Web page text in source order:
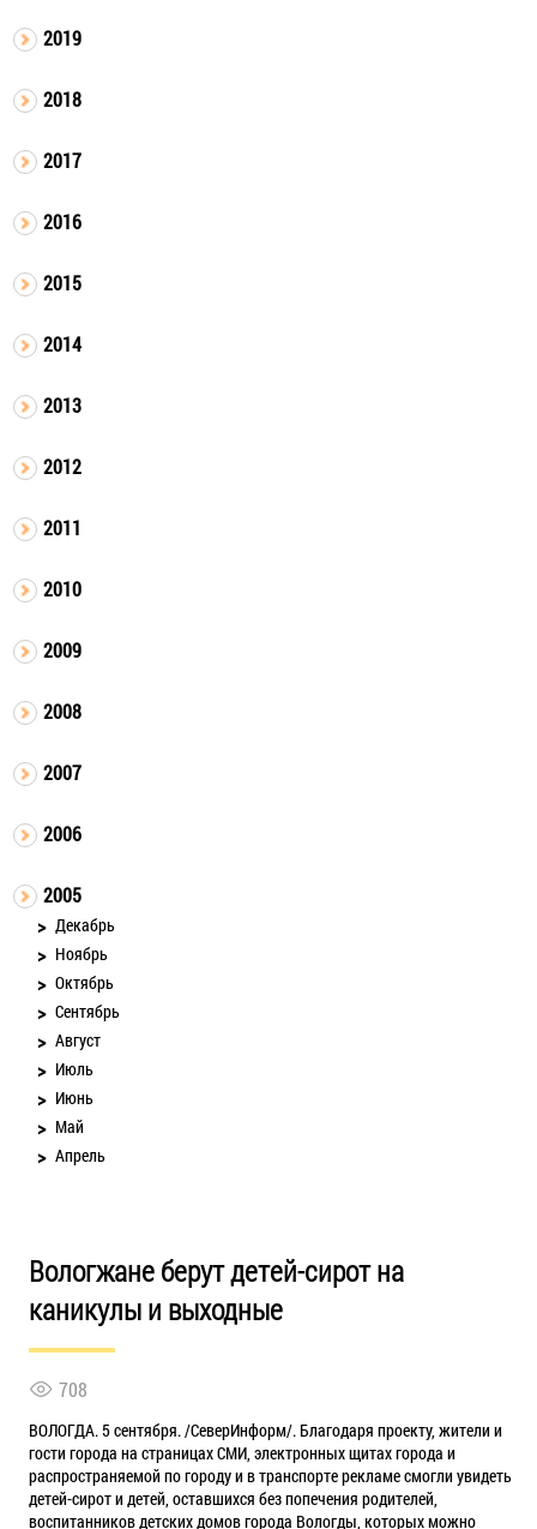
2019
2018
2017
2016
2015
2014
2013
2012
2011
2010
2009
2008
2007
2006
2005
Декабрь
Ноябрь
Октябрь
Сентябрь
Август
Июль
Июнь
Май
Апрель
Вологжане берут детей-сирот на
каникулы и выходные
708
ВОЛОГДА. 5 сентября. /СеверИнформ/. Благодаря проекту, жители и
гости города на страницах СМИ, электронных щитах города и
распространяемой по городу и в транспорте рекламе смогли увидеть
детей-сирот и детей, оставшихся без попечения родителей,
воспитанников детских домов города Вологды, которых можно